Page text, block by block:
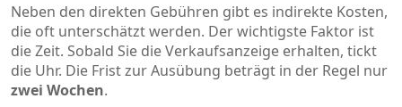
Neben den direkten Gebühren gibt es indirekte Kosten,
die oft unterschätzt werden. Der wichtigste Faktor ist
die Zeit. Sobald Sie dieVerkaufsanzeige erhalten, tickt
die Uhr. Die Frist zur Ausübung beträgt in der Regel nur
zwei Wochen.